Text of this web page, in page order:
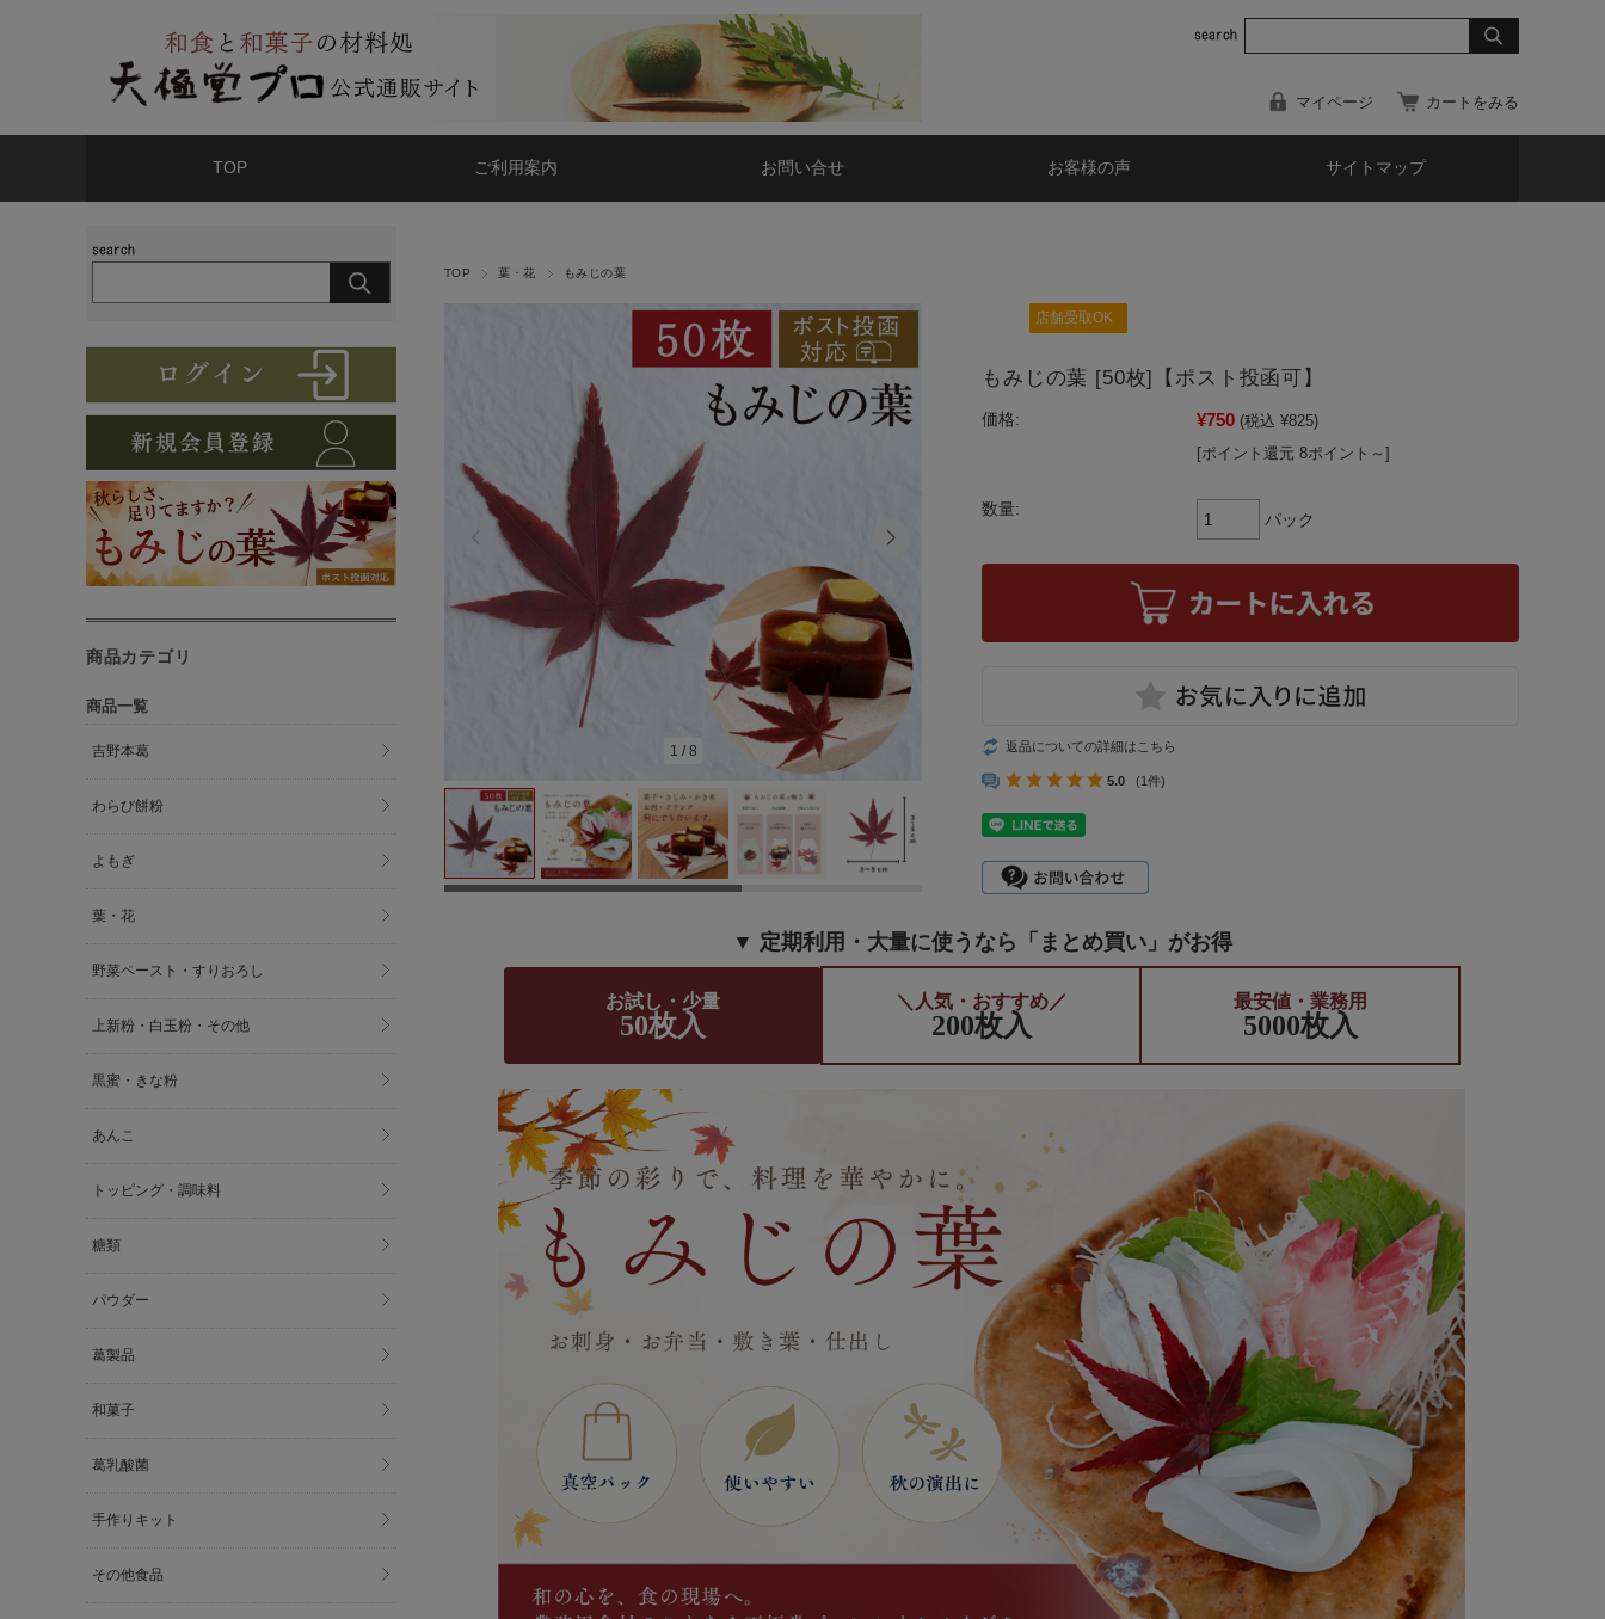
マイページ カートをみる
TOP ご利用案内 お問い合せ お客様の声 サイトマップ
TOP 葉・花 もみじの葉
1 / 8
店舗受取OK
もみじの葉 [50枚]【ポスト投函可】
価格: ¥750 (税込 ¥825)
[ポイント還元 8ポイント～]
数量:
パック
返品についての詳細はこちら
5.0 (1件)
▼ 定期利用・大量に使うなら「まとめ買い」がお得
お試し・少量
50枚入
＼人気・おすすめ／
200枚入
最安値・業務用
5000枚入
商品カテゴリ
商品一覧
吉野本葛
わらび餅粉
よもぎ
葉・花
野菜ペースト・すりおろし
上新粉・白玉粉・その他
黒蜜・きな粉
あんこ
トッピング・調味料
糖類
パウダー
葛製品
和菓子
葛乳酸菌
手作りキット
その他食品